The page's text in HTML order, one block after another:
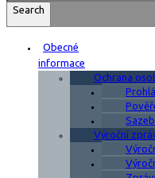
Search
Obecné
informace
Ochrana
Výroční